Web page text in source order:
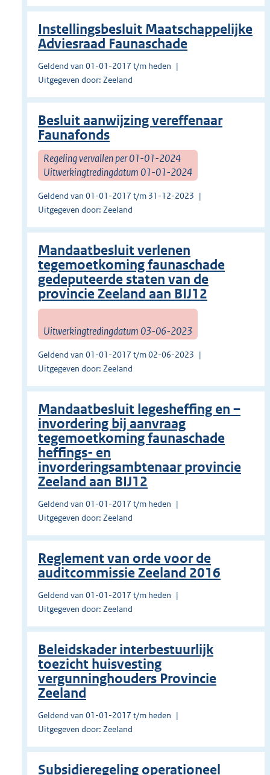
Instellingsbesluit Maatschappelijke
Adviesraad Faunaschade
Geldend van 01-01-2017 t/m heden
Uitgegeven door: Zeeland
Besluit aanwijzing vereffenaar
Faunafonds
Regeling vervallen per 01-01-2024
Uitwerkingtredingdatum 01-01-2024
Geldend van 01-01-2017 t/m 31-12-2023
Uitgegeven door: Zeeland
Mandaatbesluit verlenen
tegemoetkoming faunaschade
gedeputeerde staten van de
provincie Zeeland aan BIJ12
Uitwerkingtredingdatum 03-06-2023
Geldend van 01-01-2017 t/m 02-06-2023
Uitgegeven door: Zeeland
Mandaatbesluit legesheffing en –
invordering bij aanvraag
tegemoetkoming faunaschade
heffings- en
invorderingsambtenaar provincie
Zeeland aan BIJ12
Geldend van 01-01-2017 t/m heden
Uitgegeven door: Zeeland
Reglement van orde voor de
auditcommissie Zeeland 2016
Geldend van 01-01-2017 t/m heden
Uitgegeven door: Zeeland
Beleidskader interbestuurlijk
toezicht huisvesting
vergunninghouders Provincie
Zeeland
Geldend van 01-01-2017 t/m heden
Uitgegeven door: Zeeland
Subsidieregeling operationeel